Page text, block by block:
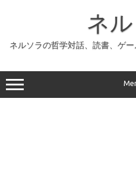
ッ
プ
ネ
ネルソラの哲学対話、読書、ゲー